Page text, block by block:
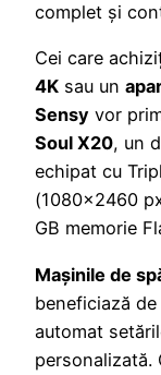
complet și
Cei care
4K sau un
Sensy vor
Soul X20, un
echipat cu
(1080×2460
GB memorie
Mașinile de
beneficiază
automat
personalizată.